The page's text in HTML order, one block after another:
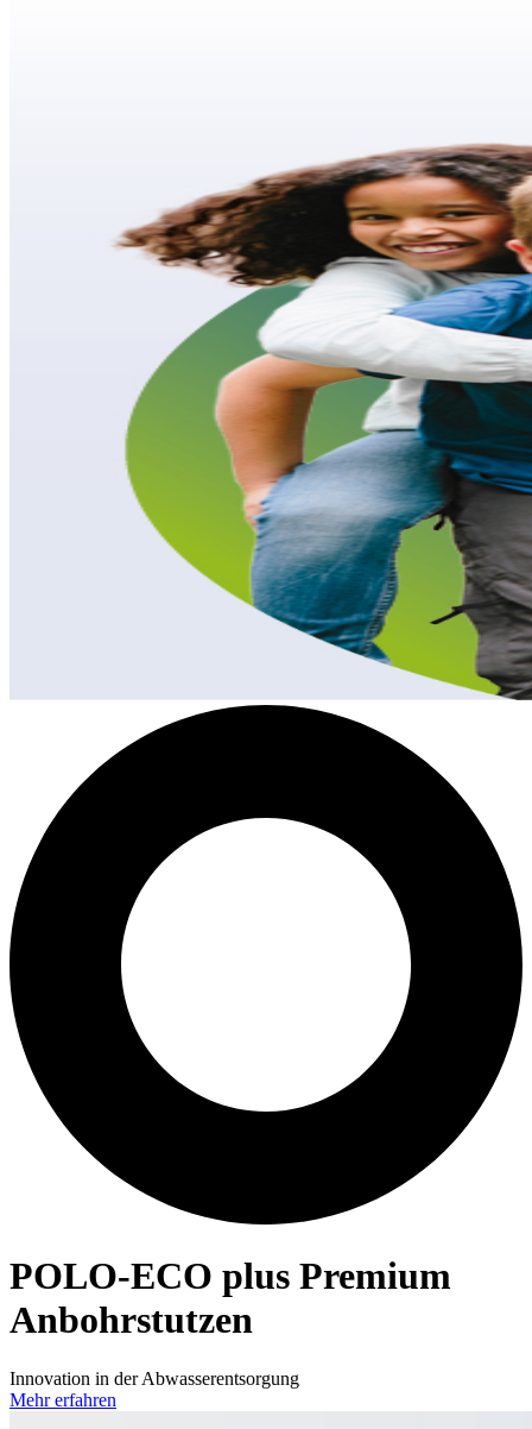
POLO-ECO plus Premium
Anbohrstutzen
Innovation in der Abwasserentsorgung
Mehr erfahren